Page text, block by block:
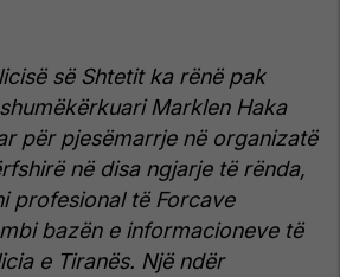
së Shtetit ka rënë pak
Marklen Haka
për pjesëmarrje në organizatë
në disa ngjarje të rënda,
profesional të Forcave
bazën e informacioneve të
e Tiranës. Një ndër